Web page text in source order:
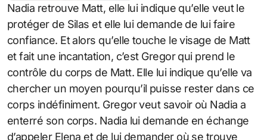
Nadia retrouve Matt, elle lui indique qu’elle veut le
protéger de Silas et elle lui demande de lui faire
confiance. Et alors qu’elle touche le visage de Matt
et fait une incantation, c’est Gregor qui prend le
contrôle du corps de Matt. Elle lui indique qu’elle va
chercher un moyen pourqu’il puisse rester dans ce
corps indéfiniment. Gregor veut savoir où Nadia a
enterré son corps. Nadia lui demande en échange
d’appeler Elena et de lui demander où se trouve